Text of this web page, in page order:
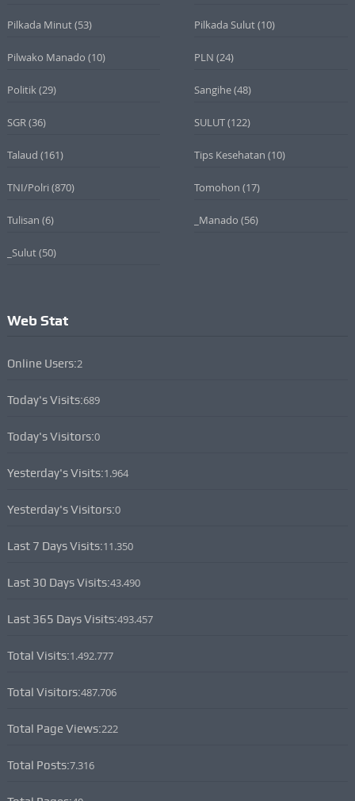
Pilkada Minut(53) Pilkada Sulut(10)
Pilwako Manado (10) PLN (24)
Politik(29) Sangihe(48)
SGR(36) SULUT(122)
Talaud (161) Tips Kesehatan (10)
TNI/Polri (870) Tomohon (17)
Tulisan (6) _Manado (56)
_Sulut(50)
Web Stat
Online Users:2
Today's Visits:689
Today's Visitors:0
Yesterday's Visits:1.964
Yesterday's Visitors:0
Last 7 Days Visits:11.350
Last 30 Days Visits:43.490
Last 365 Days Visits:493.457
Total Visits:1.492.777
Total Visitors:487.706
Total Page Views:222
Total Posts:7.316